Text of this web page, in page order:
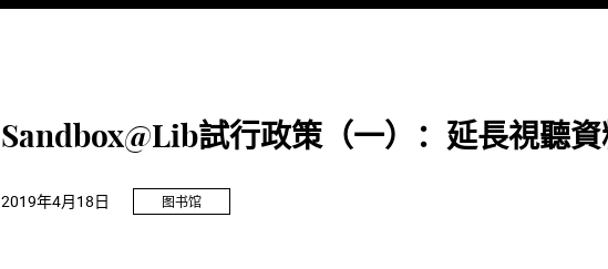
Sandbox@Lib試行政策（一）：延長視聽
图书馆
2019年4月18日